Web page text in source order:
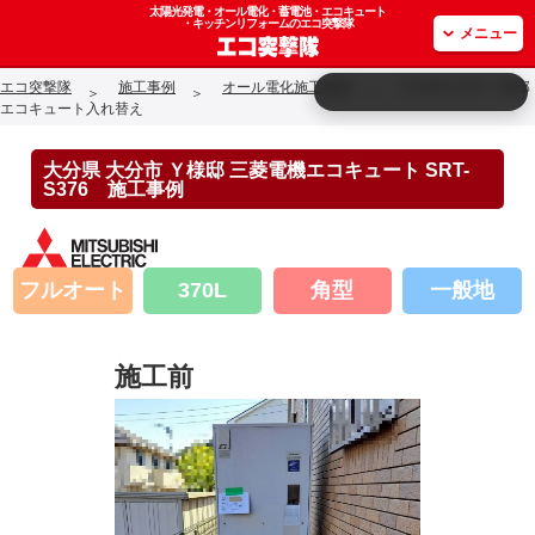
太陽光発電・オール電化・蓄電池・エコキュート
・キッチンリフォームのエコ突撃隊
メニュー
エコ突撃隊 施工事例 オール電化施工事例
大分県大分市 Ｙ様邸
エコキュート入れ替え
大分県 大分市 Ｙ様邸 三菱電機エコキュート SRT-
S376 施工事例
フルオート 370L 角型 一般地
施工前